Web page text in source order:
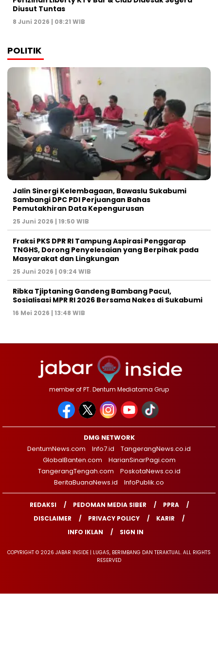
Diusut Tuntas
8 Juni 2026 | 08:21 WIB
POLITIK
Jalin Sinergi Kelembagaan, Bawaslu Sukabumi
Sambangi DPC PDI Perjuangan Bahas
Pemutakhiran Data Kepengurusan
25 Juni 2026 | 19:50 WIB
‎Fraksi PKS DPR RI Tampung Aspirasi Penggarap
TNGHS, Dorong Penyelesaian yang Berpihak pada
Masyarakat dan Lingkungan‎
25 Juni 2026 | 09:24 WIB
Ribka Tjiptaning Gandeng Bambang Pacul,
Sosialisasi MPR RI 2026 Bersama Nakes di Sukabumi
16 Mei 2026 | 13:48 WIB
member of PT. Dentum Mediatama Grup
DMG NETWORK
DentumNews.com
Info7.id
TangerangNews.co.id
GlobalBanten.com
HarianSinarPagi.com
TangerangTengah.com
PoskotaNews.co.id
BeritaBuanaNews.id
InfoPublik.co
REDAKSI PEDOMAN MEDIA SIBER
PPRA
DISCLAIMER
PRIVACY POLICY
KARIR
INFO IKLAN
SIGN IN
COPYRIGHT © 2026 JABAR INSIDE | LUGAS, BERIMBANG DAN TERAKTUAL. ALL RIGHTS
RESERVED